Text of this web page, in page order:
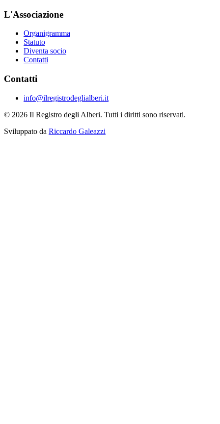
L'Associazione
Organigramma
Statuto
Diventa socio
Contatti
Contatti
info@ilregistrodeglialberi.it
© 2026 Il Registro degli Alberi. Tutti i diritti sono riservati.
Sviluppato da Riccardo Galeazzi